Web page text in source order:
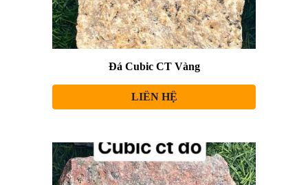
Đá Cubic CT Vàng
LIÊN HỆ